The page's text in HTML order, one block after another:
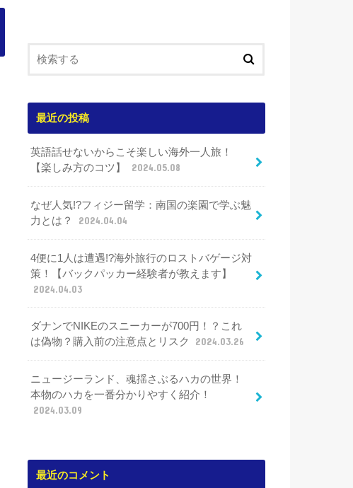
最近の投稿
英語話せないからこそ楽しい海外一人旅！
【楽しみ方のコツ】
2024.05.08
なぜ人気!?フィジー留学：南国の楽園で学ぶ魅
力とは？
2024.04.04
4便に1人は遭遇!?海外旅行のロストバゲージ対
策！【バックパッカー経験者が教えます】
2024.04.03
ダナンでNIKEのスニーカーが700円！？これ
は偽物？購入前の注意点とリスク
2024.03.26
ニュージーランド、魂揺さぶるハカの世界！
本物のハカを一番分かりやすく紹介！
2024.03.09
最近のコメント